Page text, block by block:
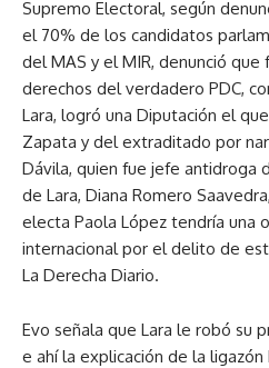
Supremo Electoral, según
el 70% de los candidatos
del MAS y el MIR, denunció
derechos del verdadero PDC,
Lara, logró una Diputación el
Zapata y del extraditado por
Dávila, quien fue jefe antidroga
de Lara, Diana Romero
electa Paola López tendría una
internacional por el delito de
La Derecha Diario.
Evo señala que Lara le robó su
e ahí la explicación de la ligazón